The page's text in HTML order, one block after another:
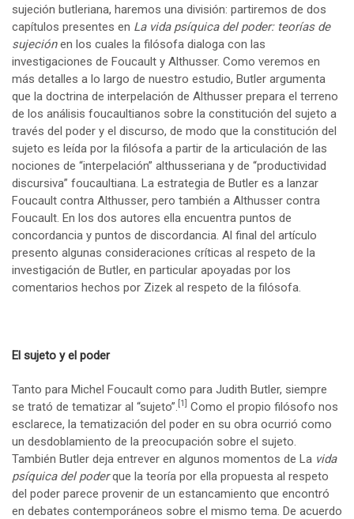
sujeción butleriana, haremos una división: partiremos de dos
capítulos presentes en La vida psíquica del poder: teorías de
sujeciónen los cuales la filósofa dialoga con las
investigaciones de Foucault y Althusser. Como veremos en
más detalles a lo largo de nuestro estudio, Butler argumenta
que la doctrina de interpelación de Althusser prepara el terreno
de los análisis foucaultianos sobre la constitución del sujeto a
través del poder y el discurso, de modo que la constitución del
sujeto es leída por la filósofa a partir de la articulación de las
nociones de “interpelación” althusseriana y de “productividad
discursiva” foucaultiana. La estrategia de Butler es a lanzar
Foucault contra Althusser, pero también a Althusser contra
Foucault. En los dos autores ella encuentra puntos de
concordancia y puntos de discordancia. Al final del artículo
presento algunas consideraciones críticas al respeto de la
investigación de Butler, en particular apoyadas por los
comentarios hechos por Zizek al respeto de la filósofa.
El sujeto y el poder
Tanto para Michel Foucault como para Judith Butler, siempre
se trató de tematizar al “sujeto”. [1]
Como el propio filósofo nos
esclarece, la tematización del poder en su obra ocurrió como
un desdoblamiento de la preocupación sobre el sujeto.
También Butler deja entrever en algunos momentos de La vida
psíquica del poderque la teoría por ella propuesta al respeto
del poder parece provenir de un estancamiento que encontró
en debates contemporáneos sobre el mismo tema. De acuerdo